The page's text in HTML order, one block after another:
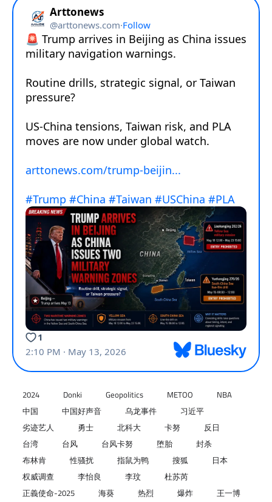
2024 Donki Geopolitics METOO
NBA
中国
中国好声音 乌龙事件
习近平
劣迹艺人
勇士 北科大 卡努
反日
台湾
台风 台风卡努 堕胎
封杀
布林肯
性骚扰 指鼠为鸭 搜狐
日本
权威调查
李怡良 李玟
杜苏芮
正義使命-2025
海葵 热烈 爆炸
王一博